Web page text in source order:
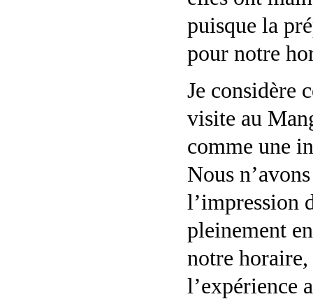
puisque la
pour notre
Je considère
visite au
comme une
Nous
l’impression
pleinement
notre horaire,
l’expérience